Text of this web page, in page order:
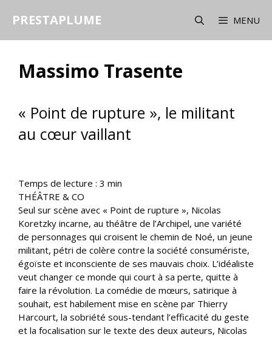
PRESTAPLUME MENU
Massimo Trasente
« Point de rupture », le militant
au cœur vaillant
Temps de lecture : 3 min
THÉÂTRE & CO
Seul sur scène avec « Point de rupture », Nicolas
Koretzky incarne, au théâtre de l’Archipel, une variété
de personnages qui croisent le chemin de Noé, un jeune
militant, pétri de colère contre la société consumériste,
égoïste et inconsciente de ses mauvais choix. L’idéaliste
veut changer ce monde qui court à sa perte, quitte à
faire la révolution. La comédie de mœurs, satirique à
souhait, est habilement mise en scène par Thierry
Harcourt, la sobriété sous-tendant l’efficacité du geste
et la focalisation sur le texte des deux auteurs, Nicolas